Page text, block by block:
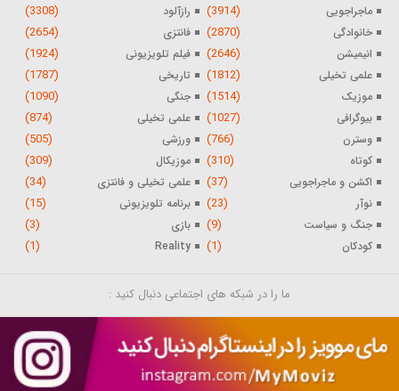
ماجراجویی (3914) رازآلود (3308)
خانوادگی (2870) فانتزی (2654)
انیمیشن (2646) فیلم تلویزیونی (1924)
علمی تخیلی (1812) تاریخی (1787)
موزیک (1514) جنگی (1090)
بیوگرافی (1027) علمی تخیلی (874)
وسترن (766) ورزشی (505)
کوتاه (310) موزیکال (309)
اکشن و ماجراجویی (37) علمی تخیلی و فانتزی (34)
نوآر (23) برنامه تلویزیونی (15)
جنگ و سیاست (9) بازی (3)
کودکان (1)
Reality
(1)
ما را در شبکه های اجتماعی دنبال کنید :